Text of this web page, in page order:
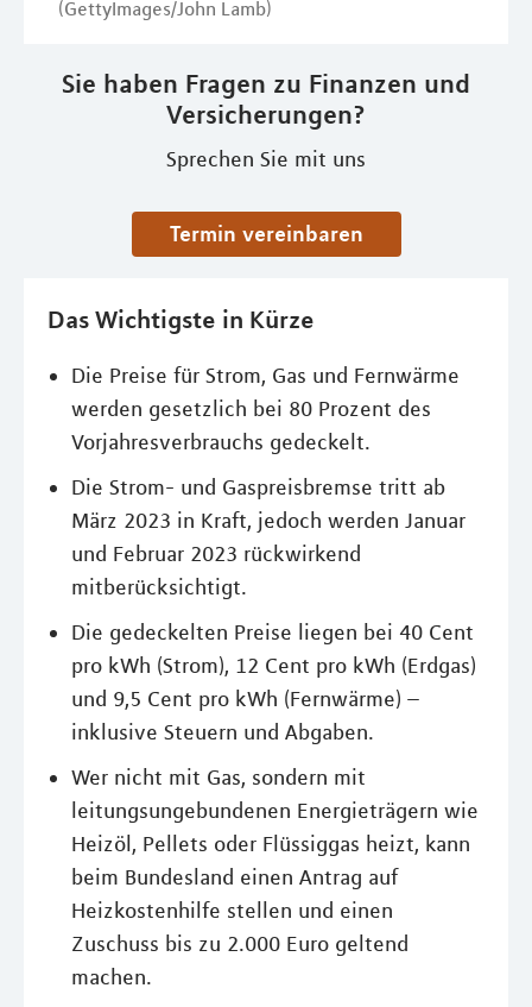
(GettyImages/John Lamb)
Sie haben Fragen zu Finanzen und
Versicherungen?
Sprechen Sie mit uns
Termin vereinbaren
Das Wichtigste in Kürze
Die Preise für Strom, Gas und Fernwärme
werden gesetzlich bei 80 Prozent des
Vorjahresverbrauchs gedeckelt.
Die Strom- und Gaspreisbremse tritt ab
März 2023 in Kraft, jedoch werden Januar
und Februar 2023 rückwirkend
mitberücksichtigt.
Die gedeckelten Preise liegen bei 40 Cent
pro kWh (Strom), 12 Cent pro kWh (Erdgas)
und 9,5 Cent pro kWh (Fernwärme) –
inklusive Steuern und Abgaben.
Wer nicht mit Gas, sondern mit
leitungsungebundenen Energieträgern wie
Heizöl, Pellets oder Flüssiggas heizt, kann
beim Bundesland einen Antrag auf
Heizkostenhilfe stellen und einen
Zuschuss bis zu 2.000 Euro geltend
machen.